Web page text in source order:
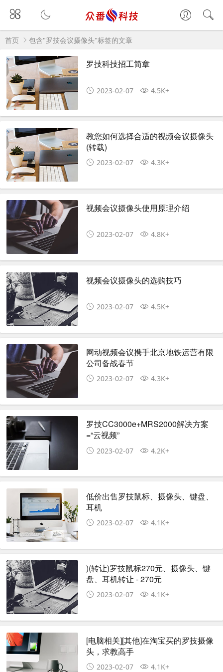
首页 包含"罗技会议摄像头"标签的文章
罗技科技招工简章
2023-02-07 4.5K+
教您如何选择合适的视频会议摄像头
(转载)
2023-02-07 4.3K+
视频会议摄像头使用原理介绍
2023-02-07 4.8K+
视频会议摄像头的选购技巧
2023-02-07 4.5K+
网动视频会议携手北京地铁运营有限
公司备战春节
2023-02-07 4.3K+
罗技CC3000e+MRS2000解决方案
=“云视频”
2023-02-07 4.2K+
低价出售罗技鼠标、摄像头、键盘、
耳机
2023-02-07 4.1K+
)(转让)罗技鼠标270元、摄像头、键
盘、耳机转让 - 270元
2023-02-07 4.1K+
[电脑相关][其他]在淘宝买的罗技摄像
头，求教高手
2023-02-07 4.1K+